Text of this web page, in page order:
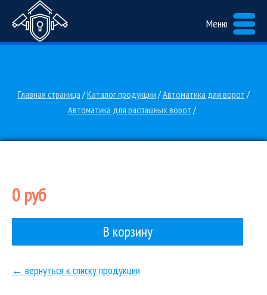
Меню
Главная страница /Каталог продукции /Автоматика для ворот /
Автоматика для распашных ворот /
0 руб
В корзину
← вернуться к списку продукции